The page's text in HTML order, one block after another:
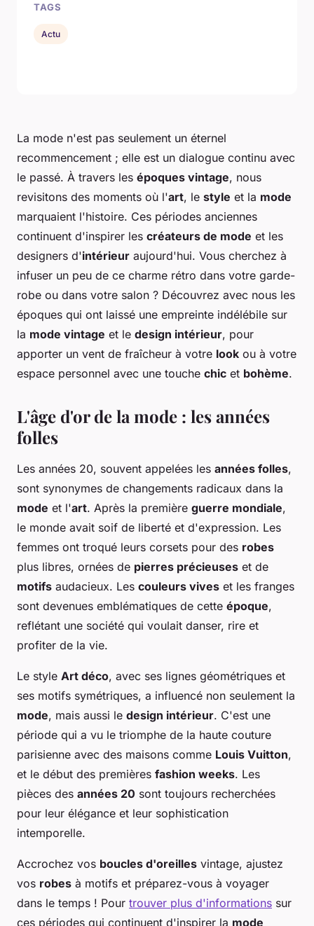
La mode n'est pas seulement un éternel
recommencement ; elle est un dialogue continu avec
le passé. À travers les époques vintage, nous
revisitons des moments où l'art, le style et la mode
marquaient l'histoire. Ces périodes anciennes
continuent d'inspirer les créateurs de mode et les
designers d'intérieur aujourd'hui. Vous cherchez à
infuser un peu de ce charme rétro dans votre garde-
robe ou dans votre salon ? Découvrez avec nous les
époques qui ont laissé une empreinte indélébile sur
la mode vintage et le design intérieur, pour
apporter un vent de fraîcheur à votre look ou à votre
espace personnel avec une touche chic et bohème.
L'âge d'or de la mode : les années
folles
Les années 20, souvent appelées les années folles,
sont synonymes de changements radicaux dans la
mode et l'art. Après la première guerre mondiale,
le monde avait soif de liberté et d'expression. Les
femmes ont troqué leurs corsets pour des robes
plus libres, ornées de pierres précieuses et de
motifs audacieux. Les couleurs vives et les franges
sont devenues emblématiques de cette époque,
reflétant une société qui voulait danser, rire et
profiter de la vie.
Le style Art déco, avec ses lignes géométriques et
ses motifs symétriques, a influencé non seulement la
mode, mais aussi le design intérieur. C'est une
période qui a vu le triomphe de la haute couture
parisienne avec des maisons comme Louis Vuitton,
et le début des premières fashion weeks. Les
pièces des années 20 sont toujours recherchées
pour leur élégance et leur sophistication
intemporelle.
Accrochez vos boucles d'oreilles vintage, ajustez
vos robes à motifs et préparez-vous à voyager
dans le temps ! Pour trouver plus d'informations sur
ces périodes qui continuent d'inspirer la mode
TAGS
Actu